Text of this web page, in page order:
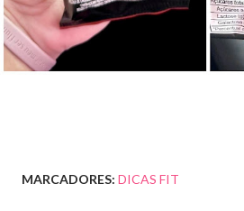
MARCADORES: DICAS FIT